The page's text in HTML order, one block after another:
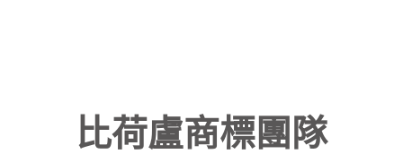
比荷盧商標團隊